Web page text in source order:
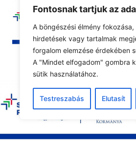
Fontosnak tartjuk az
A böngészési élmény
hirdetések vagy tartalmak
forgalom elemzése érdekében
A "Mindet elfogadom" gombra
sütik használatához.
Testreszabás Elutasít